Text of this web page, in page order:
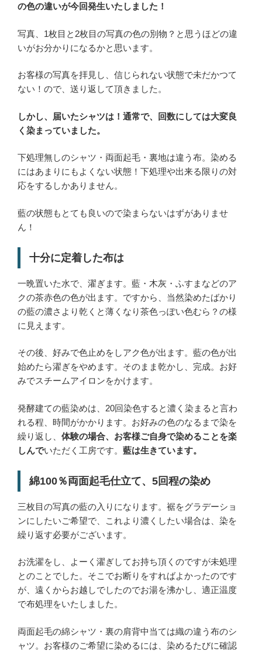
の色の違いが今回発生いたしました！
写真、1枚目と2枚目の写真の色の別物？と思うほどの違
いがお分かりになるかと思います。
お客様の写真を拝見し、信じられない状態で未だかつて
ない！ので、送り返して頂きました。
しかし、届いたシャツは！通常で、回数にしては大変良
く染まっていました。
下処理無しのシャツ・両面起毛・裏地は違う布。染める
にはあまりにもよくない状態！下処理や出来る限りの対
応をするしかありません。
藍の状態もとても良いので染まらないはずがありませ
ん！
十分に定着した布は
一晩置いた水で、濯ぎます。藍・木灰・ふすまなどのア
クの茶赤色の色が出ます。ですから、当然染めたばかり
の藍の濃さより乾くと薄くなり茶色っぽい色むら？の様
に見えます。
その後、好みで色止めをしアク色が出ます。藍の色が出
始めたら濯ぎをやめます。そのまま乾かし、完成。お好
みでスチームアイロンをかけます。
発酵建ての藍染めは、20回染色すると濃く染まると言わ
れる程、時間がかかります。お好みの色のなるまで染を
繰り返し、 体験の場合、お客様ご自身で染めることを楽
しんでいただく工房です。 藍は生きています。
綿100％両面起毛仕立て、5回程の染め
三枚目の写真の藍の入りになります。裾をグラデーショ
ンにしたいご希望で、これより濃くしたい場合は、染を
繰り返す必要がございます。
お洗濯をし、よーく濯ぎしてお持ち頂くのですが未処理
とのことでした。そこでお断りをすればよかったのです
が、遠くからお越しでしたのでお湯を沸かし、適正温度
で布処理をいたしました。
両面起毛の綿シャツ・裏の肩背中当ては織の違う布のシ
ャツ。お客様のご希望に染めるには、染めるたびに確認